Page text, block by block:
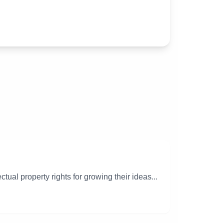
property rights for growing their ideas...